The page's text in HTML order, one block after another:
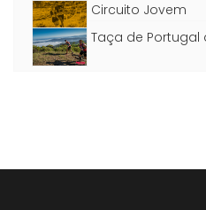
Circuito Jovem
Taça de Portugal